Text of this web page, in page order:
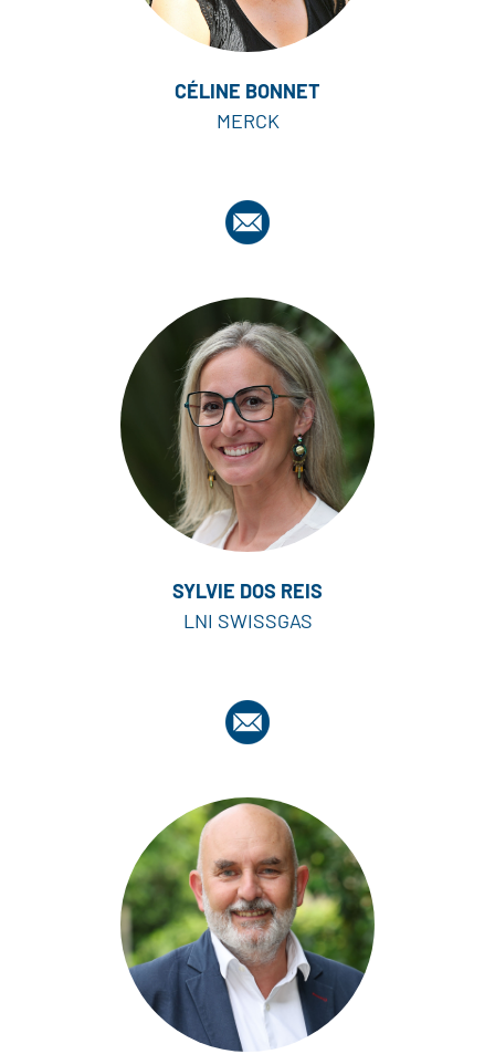
CÉLINE BONNET
MERCK
SYLVIE DOS REIS
LNI SWISSGAS